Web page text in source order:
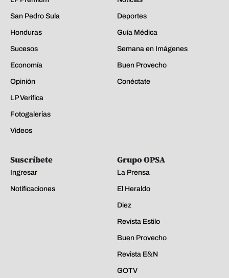
San Pedro Sula
Honduras
Sucesos
Economía
Opinión
LP Verifica
Fotogalerías
Videos
Deportes
Guía Médica
Semana en Imágenes
Buen Provecho
Conéctate
Suscríbete
Ingresar
Notificaciones
Grupo OPSA
La Prensa
El Heraldo
Diez
Revista Estilo
Buen Provecho
Revista E&N
GOTV